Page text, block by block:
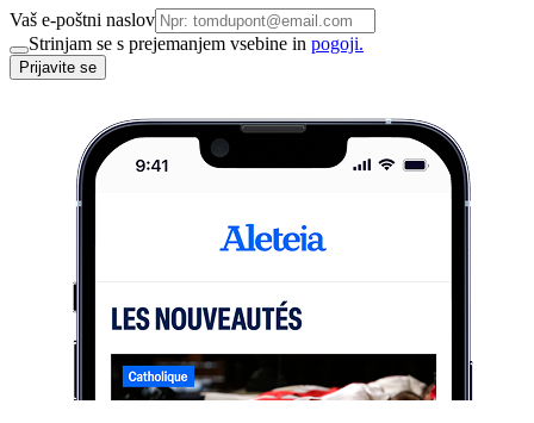
Vaš e-poštni naslov
Strinjam se s prejemanjem vsebine in pogoji.
Prijavite se